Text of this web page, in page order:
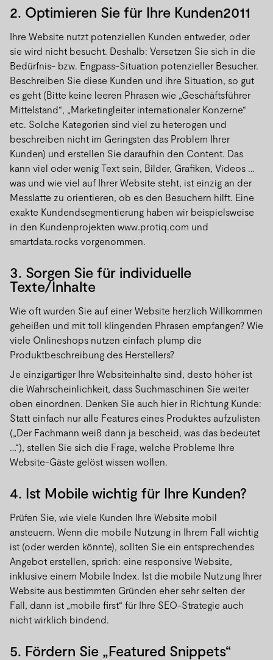
2. Optimieren Sie für Ihre Kunden2011
Ihre Website nutzt potenziellen Kunden entweder, oder
sie wird nicht besucht. Deshalb: Versetzen Sie sich in die
Bedürfnis- bzw. Engpass-Situation potenzieller Besucher.
Beschreiben Sie diese Kunden und ihre Situation, so gut
es geht (Bitte keine leeren Phrasen wie „Geschäftsführer
Mittelstand“, „Marketingleiter internationaler Konzerne“
etc. Solche Kategorien sind viel zu heterogen und
beschreiben nicht im Geringsten das Problem Ihrer
Kunden) und erstellen Sie daraufhin den Content. Das
kann viel oder wenig Text sein, Bilder, Grafiken, Videos …
was und wie viel auf Ihrer Website steht, ist einzig an der
Messlatte zu orientieren, ob es den Besuchern hilft. Eine
exakte Kundendsegmentierung haben wir beispielsweise
in den Kundenprojekten www.protiq.com und
smartdata.rocks vorgenommen.
3. Sorgen Sie für individuelle
Texte/Inhalte
Wie oft wurden Sie auf einer Website herzlich Willkommen
geheißen und mit toll klingenden Phrasen empfangen? Wie
viele Onlineshops nutzen einfach plump die
Produktbeschreibung des Herstellers?
Je einzigartiger Ihre Websiteinhalte sind, desto höher ist
die Wahrscheinlichkeit, dass Suchmaschinen Sie weiter
oben einordnen. Denken Sie auch hier in Richtung Kunde:
Statt einfach nur alle Features eines Produktes aufzulisten
(„Der Fachmann weiß dann ja bescheid, was das bedeutet
…“), stellen Sie sich die Frage, welche Probleme Ihre
Website-Gäste gelöst wissen wollen.
4. Ist Mobile wichtig für Ihre Kunden?
Prüfen Sie, wie viele Kunden Ihre Website mobil
ansteuern. Wenn die mobile Nutzung in Ihrem Fall wichtig
ist (oder werden könnte), sollten Sie ein entsprechendes
Angebot erstellen, sprich: eine responsive Website,
inklusive einem Mobile Index. Ist die mobile Nutzung Ihrer
Website aus bestimmten Gründen eher sehr selten der
Fall, dann ist „mobile first“ für Ihre SEO-Strategie auch
nicht wirklich bindend.
5. Fördern Sie „Featured Snippets“